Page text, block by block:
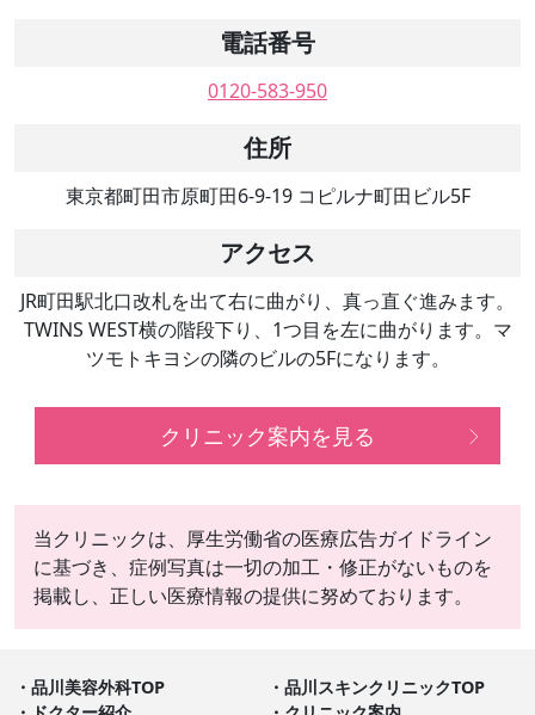
電話番号
0120-583-950
住所
東京都町田市原町田6-9-19 コピルナ町田ビル5F
アクセス
JR町田駅北口改札を出て右に曲がり、真っ直ぐ進みます。
TWINS WEST横の階段下り、1つ目を左に曲がります。マ
ツモトキヨシの隣のビルの5Fになります。
クリニック案内を見る
当クリニックは、厚生労働省の医療広告ガイドライン
に基づき、症例写真は一切の加工・修正がないものを
掲載し、正しい医療情報の提供に努めております。
品川美容外科TOP
品川スキンクリニックTOP